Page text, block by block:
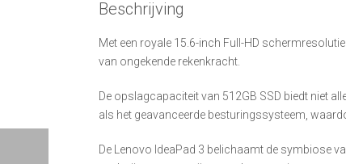
Beschrijving
Met een royale 15.6-inch Full-HD
van ongekende rekenkracht.
De opslagcapaciteit van 512GB SSD biedt niet
als het geavanceerde besturingssysteem,
De Lenovo IdeaPad 3 belichaamt de symbiose